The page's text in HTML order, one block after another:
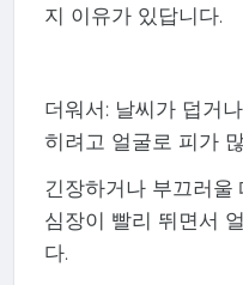
지 이유가 있답니다.
더워서: 날씨가 덥거
히려고 얼굴로 피가
긴장하거나 부끄러울
심장이 빨리 뛰면서
다.